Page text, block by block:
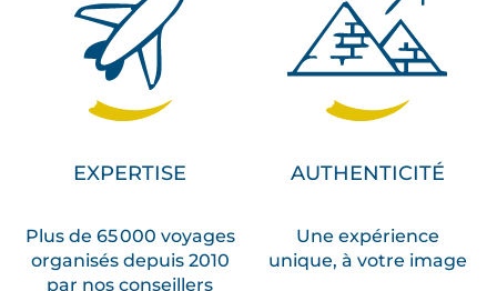
EXPERTISE
Plus de 65 000 voyages
organisés depuis 2010
par nos conseillers
AUTHENTICITÉ
Une expérience
unique, à votre image